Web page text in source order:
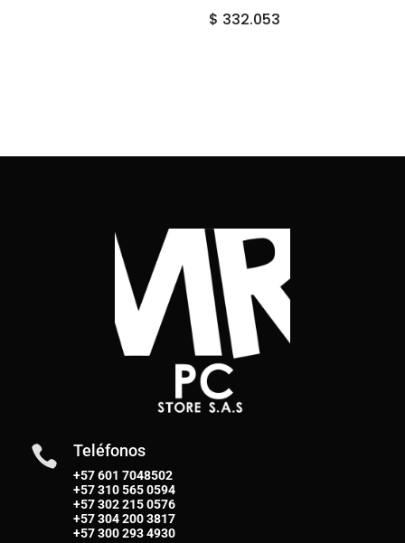
$ 332.053
 Teléfonos
+57 601 7048502
+57310 565 0594
+57302 215 0576
+57304 200 3817
+57300 293 4930